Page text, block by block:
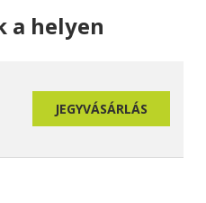
a helyen
JEGYVÁSÁRLÁS